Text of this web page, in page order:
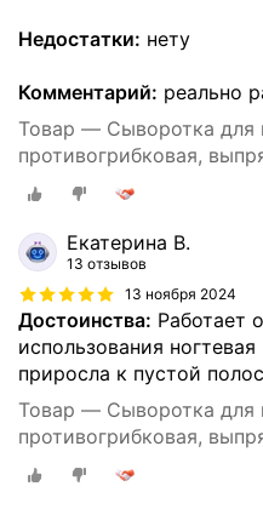
Недостатки: нету
Комментарий: реально
Товар — Сыворотка для
противогрибковая,
Екатерина В.
13 отзывов
13 ноября 2024
Достоинства: Работает
использования
приросла к пустой
Товар — Сыворотка для
противогрибковая,